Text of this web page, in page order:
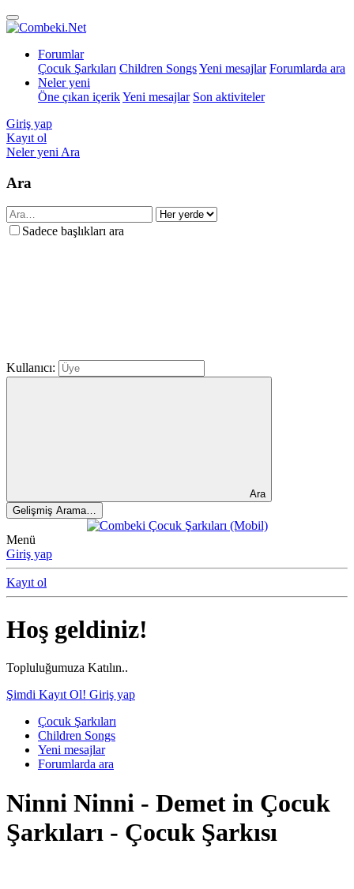
Forumlar
Çocuk Şarkıları Children SongsYeni mesajlar Forumlarda ara
Neler yeni
Öne çıkan içerikYeni mesajlar Son aktiviteler
Giriş yap
Kayıt ol
Neler yeni Ara
Ara
Sadece başlıkları ara
Kullanıcı:
Ara
Gelişmiş Arama…
Menü
Giriş yap
Kayıt ol
Hoş geldiniz!
Topluluğumuza Katılın..
Şimdi Kayıt Ol! Giriş yap
Çocuk Şarkıları
Children Songs
Yeni mesajlar
Forumlarda ara
Ninni Ninni - Demet in Çocuk
Şarkıları - Çocuk Şarkısı